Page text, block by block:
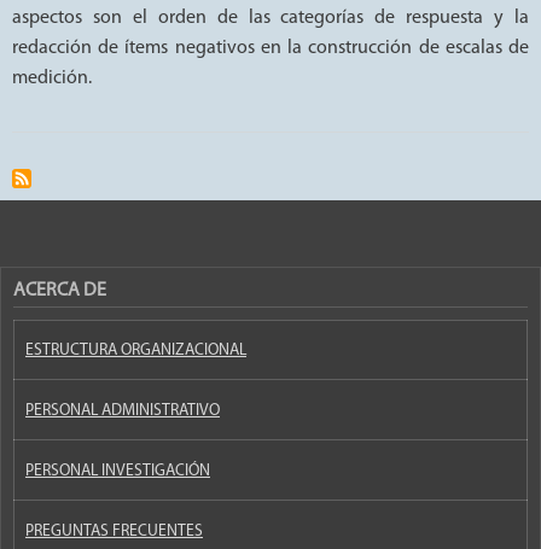
aspectos son el orden de las categorías de respuesta y la
redacción de ítems negativos en la construcción de escalas de
medición.
ACERCA DE
ESTRUCTURA ORGANIZACIONAL
PERSONAL ADMINISTRATIVO
PERSONAL INVESTIGACIÓN
PREGUNTAS FRECUENTES